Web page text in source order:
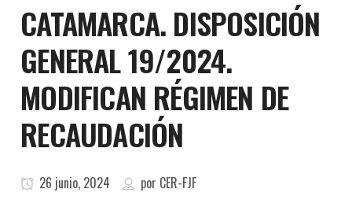
CATAMARCA. DISPOSICIÓN
GENERAL 19/2024.
MODIFICAN RÉGIMEN DE
RECAUDACIÓN
26 junio, 2024 por CER-FJF